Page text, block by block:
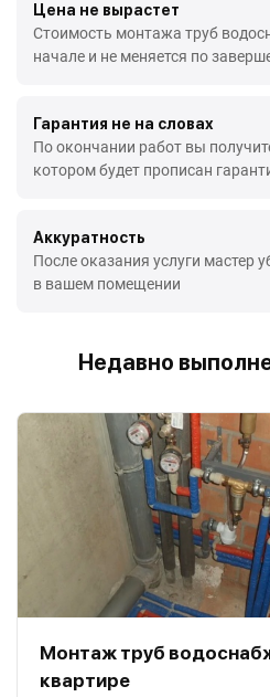
Цена не вырастет
Стоимость монтажа труб
начале и не меняется по
Гарантия не на словах
По окончании работ вы
котором будет прописан
Аккуратность
После оказания услуги мастер
в вашем помещении
Недавно
Монтаж труб
квартире